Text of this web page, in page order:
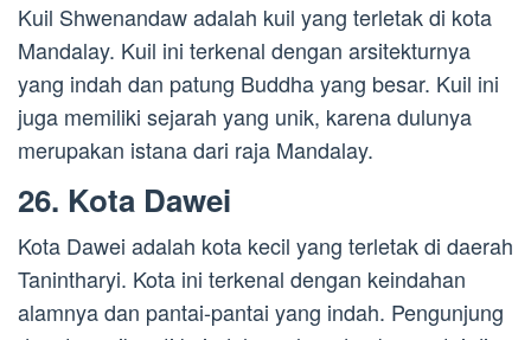
Kuil Shwenandaw adalah kuil yang terletak di kota
Mandalay. Kuil ini terkenal dengan arsitekturnya
yang indah dan patung Buddha yang besar. Kuil ini
juga memiliki sejarah yang unik, karena dulunya
merupakan istana dari raja Mandalay.
26. Kota Dawei
Kota Dawei adalah kota kecil yang terletak di daerah
Tanintharyi. Kota ini terkenal dengan keindahan
alamnya dan pantai-pantai yang indah. Pengunjung